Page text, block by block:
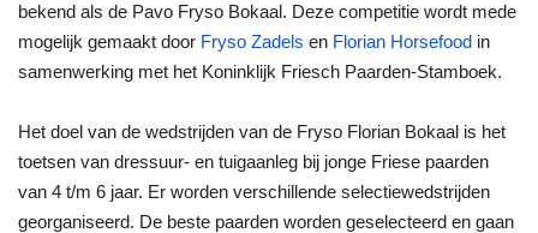
bekend als de Pavo Fryso Bokaal. Deze competitie wordt mede
mogelijk gemaakt door Fryso Zadels en Florian Horsefood in
samenwerking met het Koninklijk Friesch Paarden-Stamboek.
Het doel van de wedstrijden van de Fryso Florian Bokaal is het
toetsen van dressuur- en tuigaanleg bij jonge Friese paarden
van 4 t/m 6 jaar. Er worden verschillende selectiewedstrijden
georganiseerd. De beste paarden worden geselecteerd en gaan